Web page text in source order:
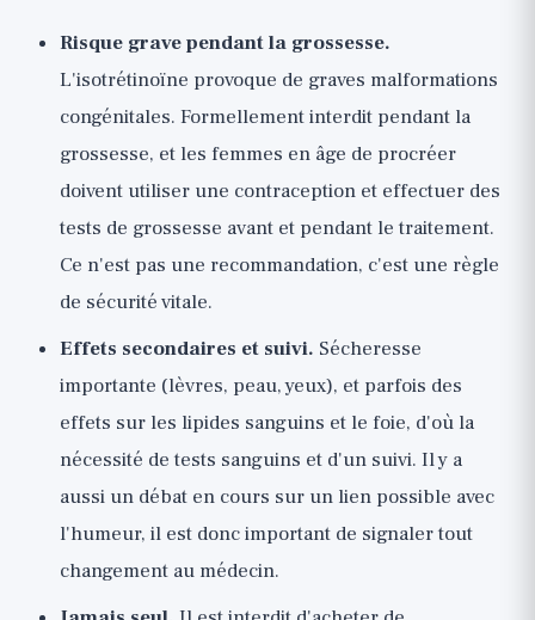
Risque grave pendant la grossesse.
L'isotrétinoïne provoque de graves malformations
congénitales. Formellement interdit pendant la
grossesse, et les femmes en âge de procréer
doivent utiliser une contraception et effectuer des
tests de grossesse avant et pendant le traitement.
Ce n'est pas une recommandation, c'est une règle
de sécurité vitale.
Effets secondaires et suivi. Sécheresse
importante (lèvres, peau, yeux), et parfois des
effets sur les lipides sanguins et le foie, d'où la
nécessité de tests sanguins et d'un suivi. Il y a
aussi un débat en cours sur un lien possible avec
l'humeur, il est donc important de signaler tout
changement au médecin.